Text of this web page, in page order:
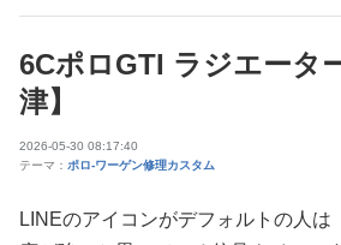
6CポロGTI ラジエータ
津】
2026-05-30 08:17:40
テーマ： ポロ-ワーゲン修理カスタム
LINEのアイコンがデフォルトの人は